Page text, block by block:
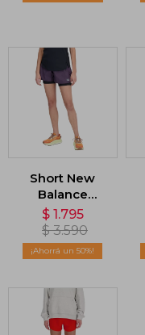
Short New
Balance
Impact Run
2IN1 - Violeta
$ 1.795
$ 3.590
50